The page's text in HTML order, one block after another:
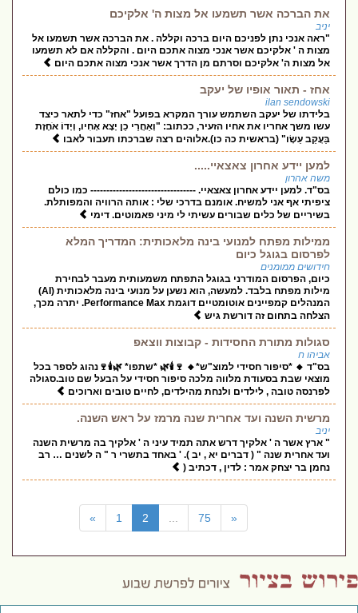
את הברכה אשר תשמעו אל מצות ה' אלקיכם
יניב
"ראה אנכי נתן לפניכם היום ברכה וקללה . את הברכה אשר תשמעו אל
מצות ה ' אלקיכם אשר אנכי מצוה אתכם היום . והקללה אם לא תשמעו
אל מצות ה' אלקיכם וסרתם מן הדרך אשר אנכי מצוה אתכם היום
אחז - תאור אופיו של יעקב
ilan sendowski
בלידתו של יעקב השתמש עורך המקרא בפועל "אחז" כדי לתאר כיצד
עשו משך אחריו את אחיו הזעיר, ככתוב: "וְאַחֲרֵי כֵן יָצָא אָחִיו, וְיָדוֹ אֹחֶזֶת
בַּעֲקֵב עֵשָׂו" (בראשית כה כו).אלוהים רצה שברכתו תעבור לאבו
למען יידע אחרון צאצאיי.....
משה אהרון
בס"ד. למען יידע אחרון צאצאיי. --------------------------------- כמו כולם
ציפיתי אף אני למשיח. אומנם בדרכי שלי : אותה הרוויה והמפותלת.
בשיריים של כלים שבורים עשיתי לי מיני פאמוטים. דימי
ממילות מפתח למנועי בינה מלאכותית: המדריך המלא
לפרסום בגוגל כיום
חידושים ממומנים
כיום, הפרסום המודרני בגוגל התפתח משמעותית מעבר לבחירת
מילות מפתח בלבד. למעשה, הוא נשען על מנועי בינה מלאכותית (AI)
המנהלים קמפיינים אוטומטיים דוגמת Performance Max. יתרה מכך,
הצלחה בתחום זה דורשת גיש
סגולות מתורת החסידות - קבוצות ווצאפ
אביהו ח
בס"ד 🔸 *סיפור חסידי למוצ"ש*🔸 🍷🕯🌿 *שתפו* 🌿🕯🍷נהוג לספר בכל
מוצאי שבת בסעודת מלווה מלכה סיפור חסידי על הבעל שם טוב.סגולה
לפרנסה טובה , לילדים ולנחת מהילדים, לחיים טובים וארוכים
מרשית השנה ועד אחרית שנה מרמז על ראש השנה.
יניב
" ארץ אשר ה ' אלקיך דרש אתה תמיד עיני ה ' אלקיך בה מרשית השנה
ועד אחרית שנה " ( דברים יא , יב ). ' באחד בתשרי ר " ה לשנים … רב
נחמן בר יצחק אמר : לדין , דכתיב (
» 1 2 75 «